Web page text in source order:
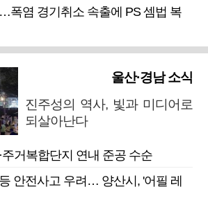
폭염 경기취소 속출에 PS 셈법 복
울산·경남 소식
진주성의 역사, 빛과 미디어로
되살아난다
주거복합단지 연내 준공 수순
안전사고 우려… 양산시, '어필 레